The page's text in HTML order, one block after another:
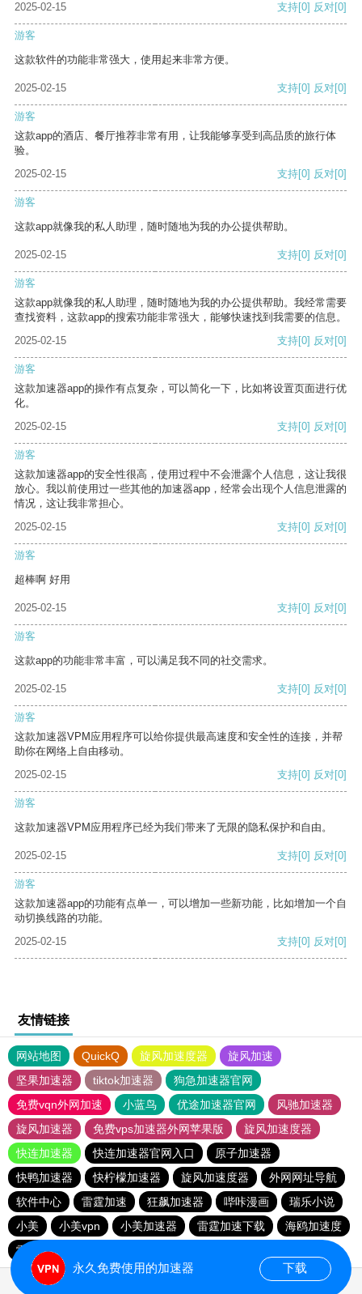
2025-02-15
支持[0] 反对[0]
游客
这款软件的功能非常强大，使用起来非常方便。
2025-02-15 支持[0] 反对[0]
游客
这款app的酒店、餐厅推荐非常有用，让我能够享受到高品质的旅行体
验。
2025-02-15
支持[0] 反对[0]
游客
这款app就像我的私人助理，随时随地为我的办公提供帮助。
2025-02-15 支持[0] 反对[0]
游客
这款app就像我的私人助理，随时随地为我的办公提供帮助。我经常需要
查找资料，这款app的搜索功能非常强大，能够快速找到我需要的信息。
2025-02-15
支持[0] 反对[0]
游客
这款加速器app的操作有点复杂，可以简化一下，比如将设置页面进行优
化。
2025-02-15
支持[0] 反对[0]
游客
这款加速器app的安全性很高，使用过程中不会泄露个人信息，这让我很
放心。我以前使用过一些其他的加速器app，经常会出现个人信息泄露的
情况，这让我非常担心。
2025-02-15
支持[0] 反对[0]
游客
超棒啊 好用
2025-02-15 支持[0] 反对[0]
游客
这款app的功能非常丰富，可以满足我不同的社交需求。
2025-02-15 支持[0] 反对[0]
游客
这款加速器VPM应用程序可以给你提供最高速度和安全性的连接，并帮
助你在网络上自由移动。
2025-02-15
支持[0] 反对[0]
游客
这款加速器VPM应用程序已经为我们带来了无限的隐私保护和自由。
2025-02-15 支持[0] 反对[0]
游客
这款加速器app的功能有点单一，可以增加一些新功能，比如增加一个自
动切换线路的功能。
2025-02-15
支持[0] 反对[0]
友情链接
网站地图 QuickQ 旋风加速度器
旋风加速
坚果加速器
tiktok加速器
狗急加速器官网
免费vqn外网加速
小蓝鸟 优途加速器官网
风驰加速器
旋风加速器
免费vps加速器外网苹果版
旋风加速度器
快连加速器
快连加速器官网入口
原子加速器
快鸭加速器
快柠檬加速器 旋风加速度器
外网网址导航
软件中心
雷霆加速 狂飙加速器 哔咔漫画
瑞乐小说
小美
小美vpn 小美加速器 雷霆加速下载
海鸥加速度
雷霆加速版ins
永久免费使用的加速器 下载